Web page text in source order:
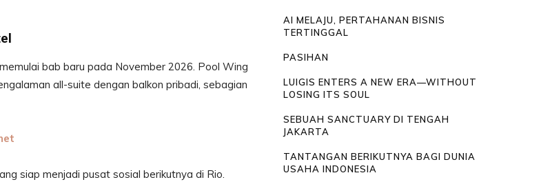
bab baru pada November 2026. Pool Wing
all-suite dengan balkon pribadi, sebagian
siap menjadi pusat sosial berikutnya di Rio.
AI MELAJU, PERTAHANAN BISNIS
TERTINGGAL
PASIHAN
LUIGIS ENTERS A NEW ERA—WITHOUT
LOSING ITS SOUL
SEBUAH SANCTUARY DI TENGAH
JAKARTA
TANTANGAN BERIKUTNYA BAGI DUNIA
USAHA INDONESIA